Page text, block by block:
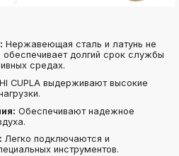
Нержавеющая сталь и латунь не
долгий срок службы
средах.
CUPLA выдерживают высокие
Обеспечивают надежное
Легко подключаются и
инструментов.